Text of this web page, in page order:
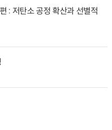
: 저탄소 공정 확산과 선별적